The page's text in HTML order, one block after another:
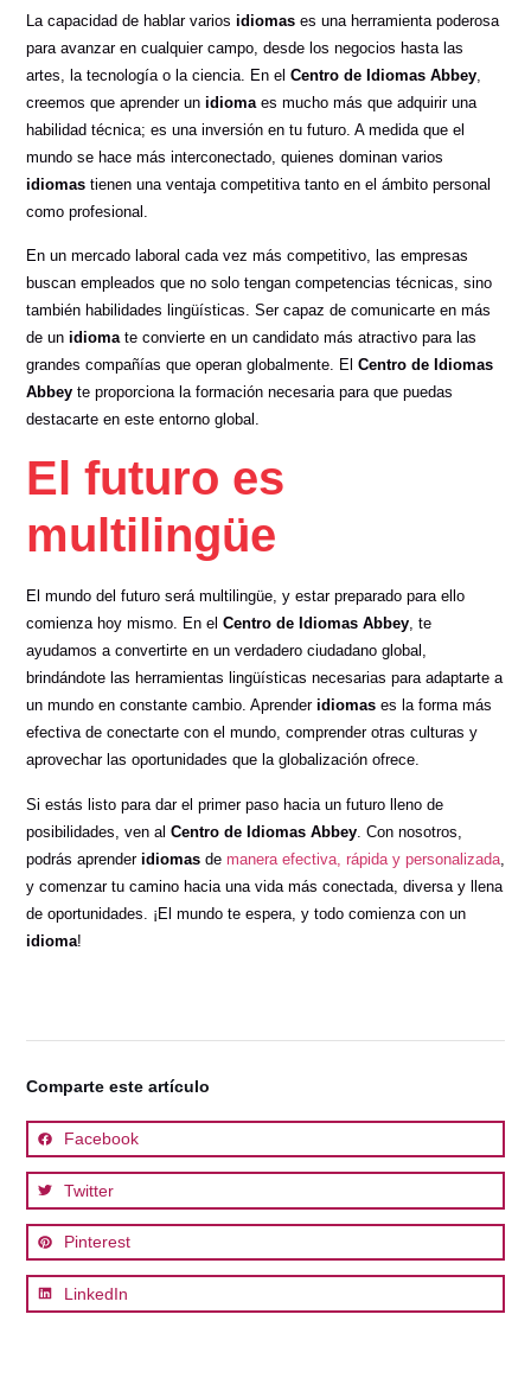
La capacidad de hablar varios idiomases una herramienta poderosa
para avanzar en cualquier campo, desde los negocios hasta las
artes, la tecnología o la ciencia. En el Centro de Idiomas Abbey,
creemos que aprender un idiomaes mucho más que adquirir una
habilidad técnica; es una inversión en tu futuro. A medida que el
mundo se hace más interconectado, quienes dominan varios
idiomastienen una ventaja competitiva tanto en el ámbito personal
como profesional.
En un mercado laboral cada vez más competitivo, las empresas
buscan empleados que no solo tengan competencias técnicas, sino
también habilidades lingüísticas. Ser capaz de comunicarte en más
de un idiomate convierte en un candidato más atractivo para las
grandes compañías que operan globalmente. El Centro de Idiomas
Abbeyte proporciona la formación necesaria para que puedas
destacarte en este entorno global.
El futuro es
multilingüe
El mundo del futuro será multilingüe, y estar preparado para ello
comienza hoy mismo. En el Centro de Idiomas Abbey, te
ayudamos a convertirte en un verdadero ciudadano global,
brindándote las herramientas lingüísticas necesarias para adaptarte a
un mundo en constante cambio. Aprender idiomases la forma más
efectiva de conectarte con el mundo, comprender otras culturas y
aprovechar las oportunidades que la globalización ofrece.
Si estás listo para dar el primer paso hacia un futuro lleno de
posibilidades, ven al Centro de Idiomas Abbey. Con nosotros,
podrás aprender idiomasde manera efectiva, rápida y personalizada,
y comenzar tu camino hacia una vida más conectada, diversa y llena
de oportunidades. ¡El mundo te espera, y todo comienza con un
idioma!
Comparte este artículo
Facebook
Twitter
Pinterest
LinkedIn